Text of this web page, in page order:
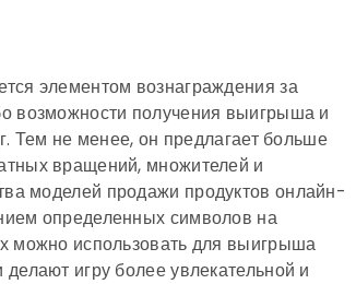
элементом вознаграждения за
возможности получения выигрыша и
Тем не менее, он предлагает больше
вращений, множителей и
моделей продажи продуктов онлайн-
определенных символов на
можно использовать для выигрыша
игру более увлекательной и